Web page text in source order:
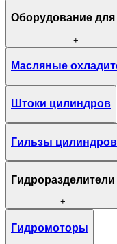
Оборудование
+
Масляные
Штоки цилиндров
Гильзы цилиндров
Гидроразделители
+
Гидромоторы